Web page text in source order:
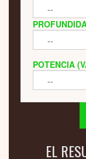
POTENCIA
EL